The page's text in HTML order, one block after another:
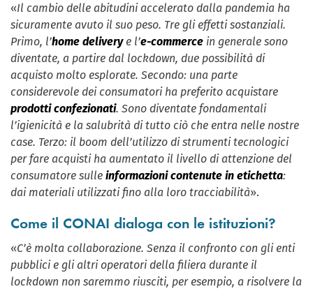
«Il cambio delle abitudini accelerato dalla pandemia ha
sicuramente avuto il suo peso. Tre gli effetti sostanziali.
Primo, l’home deliverye l’e-commerce in generale sono
diventate, a partire dal lockdown, due possibilità di
acquisto molto esplorate. Secondo: una parte
considerevole dei consumatori ha preferito acquistare
prodotti confezionati. Sono diventate fondamentali
l’igienicità e la salubrità di tutto ciò che entra nelle nostre
case. Terzo: il boom dell’utilizzo di strumenti tecnologici
per fare acquisti ha aumentato il livello di attenzione del
consumatore sulle informazioni contenute in etichetta:
dai materiali utilizzati fino alla loro tracciabilità».
Come il CONAI dialoga con le istituzioni?
«C’è molta collaborazione. Senza il confronto con gli enti
pubblici e gli altri operatori della filiera durante il
lockdown non saremmo riusciti, per esempio, a risolvere la